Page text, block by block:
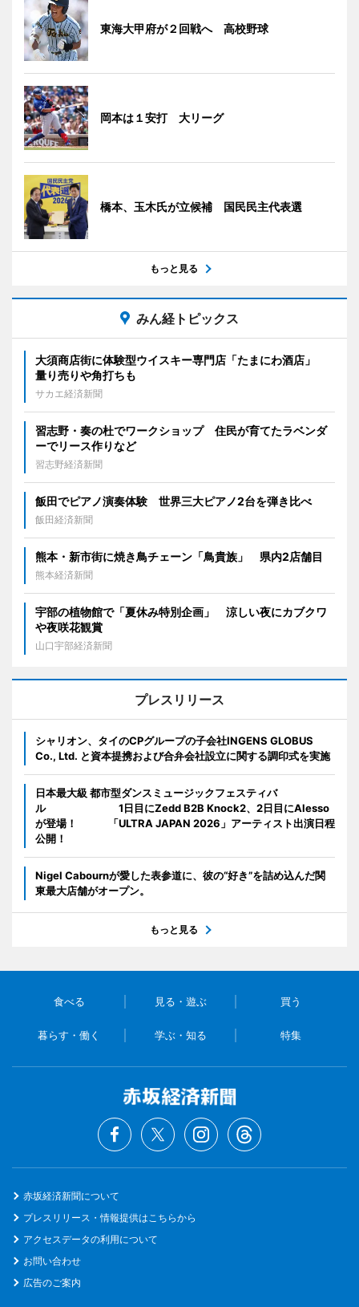
東海大甲府が２回戦へ 高校野球
岡本は１安打 大リーグ
橋本、玉木氏が立候補 国民民主代表選
もっと見る
みん経トピックス
大須商店街に体験型ウイスキー専門店「たまにわ酒店」
量り売りや角打ちも
サカエ経済新聞
習志野・奏の杜でワークショップ 住民が育てたラベンダ
ーでリース作りなど
習志野経済新聞
飯田でピアノ演奏体験 世界三大ピアノ2台を弾き比べ
飯田経済新聞
熊本・新市街に焼き鳥チェーン「鳥貴族」 県内2店舗目
熊本経済新聞
宇部の植物館で「夏休み特別企画」 涼しい夜にカブクワ
や夜咲花観賞
山口宇部経済新聞
プレスリリース
シャリオン、タイのCPグループの子会社INGENS GLOBUS
Co., Ltd. と資本提携および合弁会社設立に関する調印式を実施
日本最大級 都市型ダンスミュージックフェスティバ
ル 1日目にZedd B2B Knock2、2日目にAlesso
が登場！ 「ULTRA JAPAN 2026」アーティスト出演日程
公開！
Nigel Cabournが愛した表参道に、彼の“好き”を詰め込んだ関
東最大店舗がオープン。
もっと見る
食べる 見る・遊ぶ 買う
暮らす・働く 学ぶ・知る 特集
赤坂経済新聞について
プレスリリース・情報提供はこちらから
アクセスデータの利用について
お問い合わせ
広告のご案内